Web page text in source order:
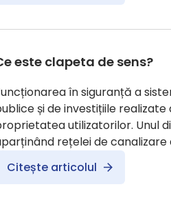
este clapeta de sens?
în siguranță a
și de investițiile
utilizatorilor. Unul
rețelei de canalizare
Citește articolul